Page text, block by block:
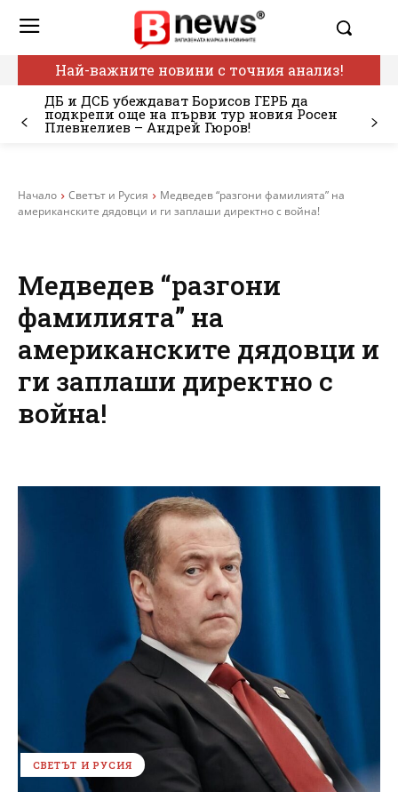
Най-важните новини с точния анализ!
ДБ и ДСБ убеждават Борисов ГЕРБ да
подкрепи още на първи тур новия Росен
Плевнелиев – Андрей Гюров!
Начало Светът и Русия
Медведев “разгони фамилията” на
американските дядовци и ги заплаши директно с война!
Медведев “разгони
фамилията” на
американските дядовци и
ги заплаши директно с
война!
СВЕТЪТ И РУСИЯ